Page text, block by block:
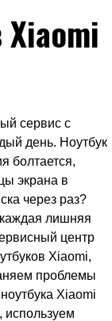
сервис с
день. Ноутбук
болтается,
экрана в
через раз?
лишняя
центр
Xiaomi,
проблемы
Xiaomi